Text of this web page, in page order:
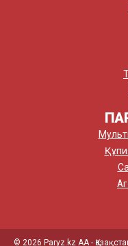
© 2026 Paryz.kz АА -